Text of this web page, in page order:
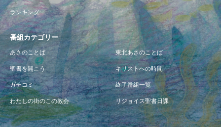
ランキング
番組カテゴリー
あさのことば 東北あさのことば
聖書を開こう キリストへの時間
ガチコミ 終了番組一覧
わたしの街のこの教会 リジョイス聖書日課